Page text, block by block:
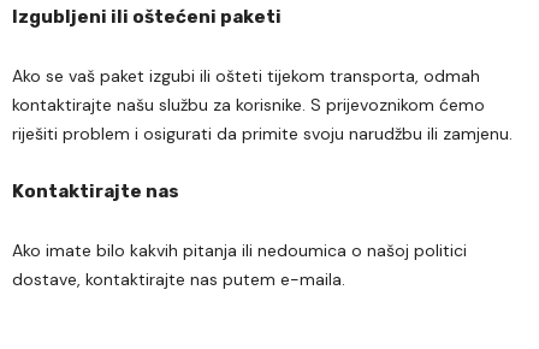
Izgubljeni ili oštećeni paketi
Ako se vaš paket izgubi ili ošteti tijekom transporta, odmah
kontaktirajte našu službu za korisnike. S prijevoznikom ćemo
riješiti problem i osigurati da primite svoju narudžbu ili zamjenu.
Kontaktirajte nas
Ako imate bilo kakvih pitanja ili nedoumica o našoj politici
dostave, kontaktirajte nas putem e-maila.